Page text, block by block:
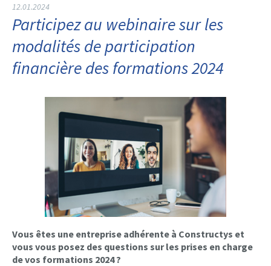
12.01.2024
Participez au webinaire sur les
modalités de participation
financière des formations 2024
Vous êtes une entreprise adhérente à Constructys et
vous vous posez des questions sur les prises en charge
de vos formations 2024 ?